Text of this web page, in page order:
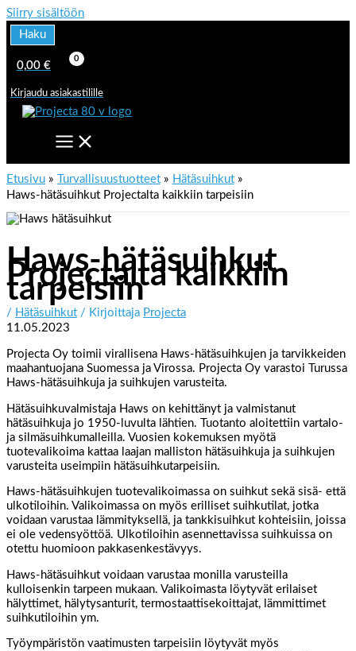
Siirry sisältöön
Haku
0,00 €
Kirjaudu asiakastilille
Etusivu Turvallisuustuotteet
Hätäsuihkut
Haws-hätäsuihkut Projectalta kaikkiin tarpeisiin
Haws-hätäsuihkut
Projectalta kaikkiin
tarpeisiin
/ Hätäsuihkut / Kirjoittaja Projecta
11.05.2023
Projecta Oy toimii virallisena Haws-hätäsuihkujen ja tarvikkeiden
maahantuojana Suomessa ja Virossa. Projecta Oy varastoi Turussa
Haws-hätäsuihkuja ja suihkujen varusteita.
Hätäsuihkuvalmistaja Haws on kehittänyt ja valmistanut
hätäsuihkuja jo 1950-luvulta lähtien. Tuotanto aloitettiin vartalo-
ja silmäsuihkumalleilla. Vuosien kokemuksen myötä
tuotevalikoima kattaa laajan malliston hätäsuihkuja ja suihkujen
varusteita useimpiin hätäsuihkutarpeisiin.
Haws-hätäsuihkujen tuotevalikoimassa on suihkut sekä sisä- että
ulkotiloihin. Valikoimassa on myös erilliset suihkutilat, jotka
voidaan varustaa lämmityksellä, ja tankkisuihkut kohteisiin, joissa
ei ole vedensyöttöä. Ulkotiloihin asennettavissa suihkuissa on
otettu huomioon pakkasenkestävyys.
Haws-hätäsuihkut voidaan varustaa monilla varusteilla
kulloisenkin tarpeen mukaan. Valikoimasta löytyvät erilaiset
hälyttimet, hälytysanturit, termostaattisekoittajat, lämmittimet
suihkutiloihin ym.
Työympäristön vaatimusten tarpeisiin löytyvät myös